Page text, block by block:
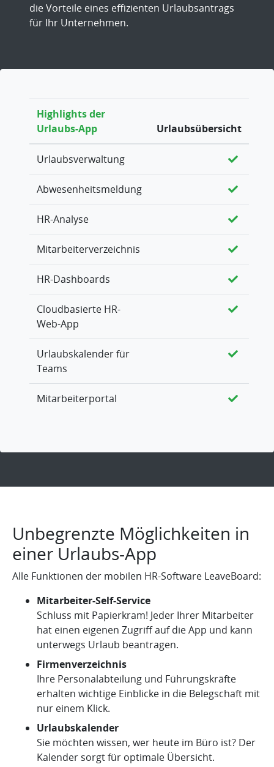
die Vorteile eines effizienten Urlaubsantrags
für Ihr Unternehmen.
Highlights der
Urlaubs-App
Urlaubsübersicht
Urlaubsverwaltung
Abwesenheitsmeldung
HR-Analyse
Mitarbeiterverzeichnis
HR-Dashboards
Cloudbasierte HR-
Web-App
Urlaubskalender für
Teams
Mitarbeiterportal
Unbegrenzte Möglichkeiten in
einer Urlaubs-App
Alle Funktionen der mobilen HR-Software LeaveBoard:
Mitarbeiter-Self-Service
Schluss mit Papierkram! Jeder Ihrer Mitarbeiter
hat einen eigenen Zugriff auf die App und kann
unterwegs Urlaub beantragen.
Firmenverzeichnis
Ihre Personalabteilung und Führungskräfte
erhalten wichtige Einblicke in die Belegschaft mit
nur einem Klick.
Urlaubskalender
Sie möchten wissen, wer heute im Büro ist? Der
Kalender sorgt für optimale Übersicht.